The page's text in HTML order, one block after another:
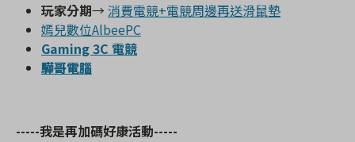
玩家分期→ 消費電競+電競周邊再送滑鼠墊
嫣兒數位AlbeePC
Gaming 3C 電競
驊哥電腦
-----我是再加碼好康活動-----